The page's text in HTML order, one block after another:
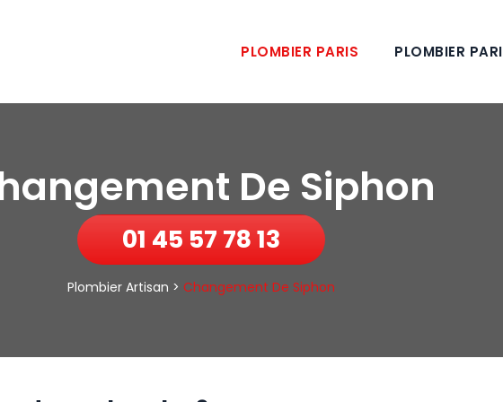
PLOMBIER PARIS PLOMBIER
De Siphon
01 45 57 78 13
Plombier Artisan > Changement De Siphon